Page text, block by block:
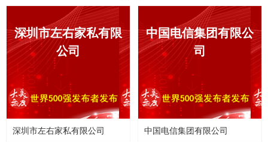
信用评估-浙江禾晨评估云根茶业AAA信用等级
信用评估-浙江禾晨评估盛元印务AAA信用等级
信用评估-浙江禾晨评估顿阁电气AAA信用等级
信用评估-浙江禾晨评估汉武帝AAA信用等级
深圳市左右家私有限
公司
深圳市左右家私有限公司
中国电信集团有限公
司
中国电信集团有限公司